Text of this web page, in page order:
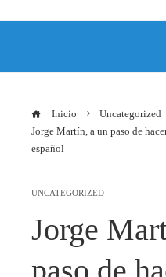
Inicio
Uncategorized
Jorge Martín, a un paso de
español
UNCATEGORIZED
Jorge